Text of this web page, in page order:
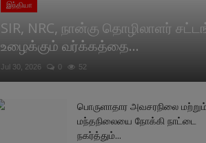
இந்தியா
SIR, NRC, நான்கு தொழிலாளர்
உழைக்கும் வர்க்கத்தை...
Jul 30, 2026 0 52
பொருளாதார அவசரநிலை மற்றும்
மந்தநிலையை நோக்கி நாட்டை
நகர்த்தும்...